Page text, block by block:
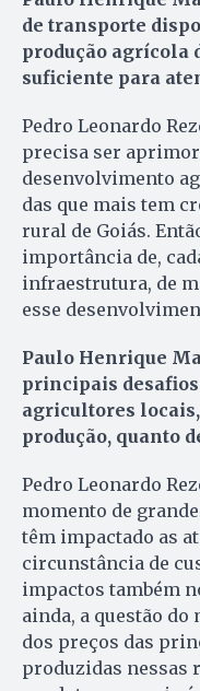
de transporte
produção agrícola
suficiente para
Pedro Leonardo
precisa ser
desenvolvimento
das que mais tem
rural de Goiás.
importância de,
infraestrutura, de
esse
Paulo Henrique
principais
agricultores
produção, quanto
Pedro Leonardo
momento de
têm impactado as
circunstância de
impactos também
ainda, a questão
dos preços das
produzidas nessas